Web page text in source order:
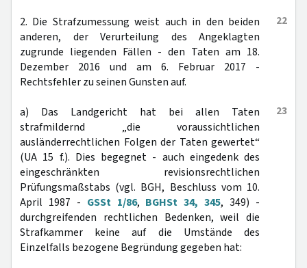
22
2. Die Strafzumessung weist auch in den beiden
anderen, der Verurteilung des Angeklagten
zugrunde liegenden Fällen - den Taten am 18.
Dezember 2016 und am 6. Februar 2017 -
Rechtsfehler zu seinen Gunsten auf.
23
a) Das Landgericht hat bei allen Taten
strafmildernd „die voraussichtlichen
ausländerrechtlichen Folgen der Taten gewertet“
(UA 15 f.). Dies begegnet - auch eingedenk des
eingeschränkten revisionsrechtlichen
Prüfungsmaßstabs (vgl. BGH, Beschluss vom 10.
April 1987 - GSSt 1/86, BGHSt 34, 345, 349) -
durchgreifenden rechtlichen Bedenken, weil die
Strafkammer keine auf die Umstände des
Einzelfalls bezogene Begründung gegeben hat: